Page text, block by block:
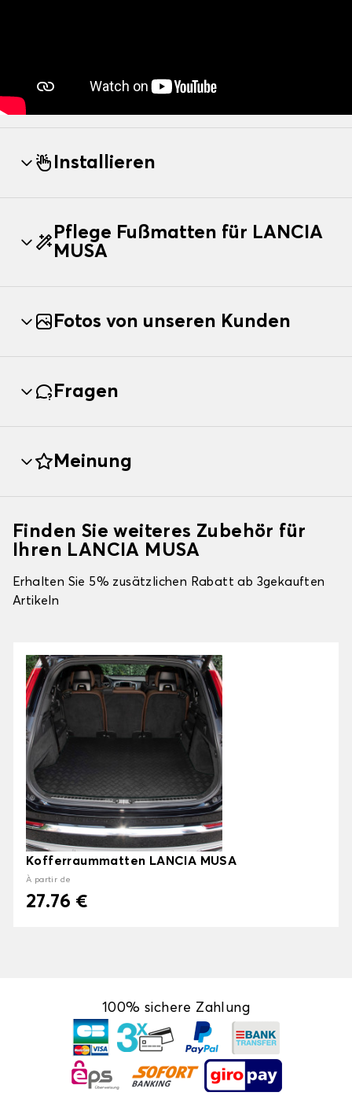
Installieren
Pflege Fußmatten für LANCIA
MUSA
Fotos von unseren Kunden
Fragen
Meinung
Finden Sie weiteres Zubehör für
Ihren LANCIA MUSA
Erhalten Sie 5% zusätzlichen Rabatt ab 3gekauften
Artikeln
Kofferraummatten LANCIA MUSA
À partir de
27.76 €
100% sichere Zahlung